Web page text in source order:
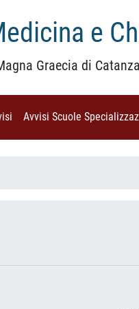
e
Graecia di
(current)
Avvisi Scuole